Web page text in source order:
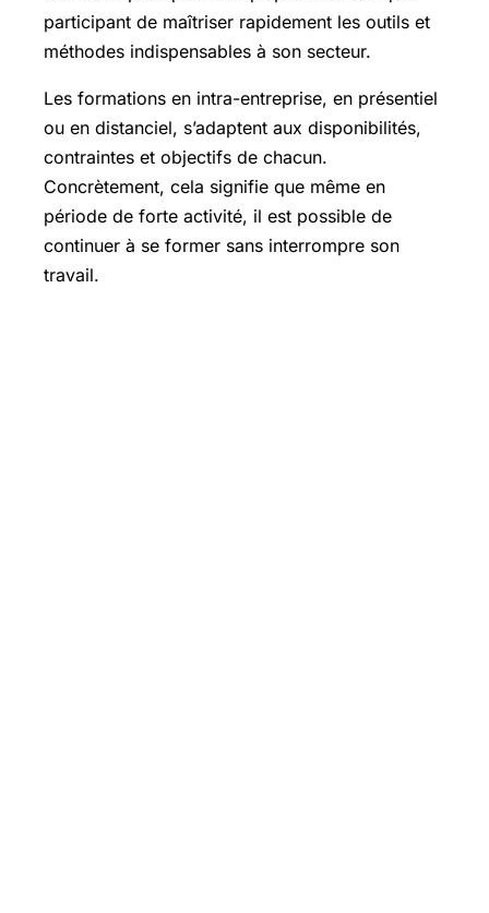
participant de maîtriser rapidement les outils et
méthodes indispensables à son secteur.
Les formations en intra-entreprise, en présentiel
ou en distanciel, s’adaptent aux disponibilités,
contraintes et objectifs de chacun.
Concrètement, cela signifie que même en
période de forte activité, il est possible de
continuer à se former sans interrompre son
travail.